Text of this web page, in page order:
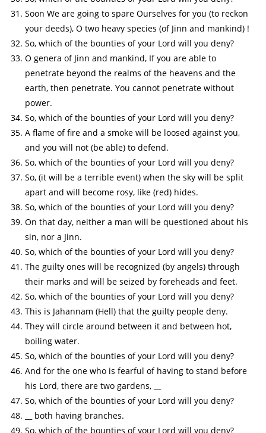
Soon We are going to spare Ourselves for you (to reckon
your deeds), O two heavy species (of Jinn and mankind) !
So, which of the bounties of your Lord will you deny?
O genera of Jinn and mankind, If you are able to
penetrate beyond the realms of the heavens and the
earth, then penetrate. You cannot penetrate without
power.
So, which of the bounties of your Lord will you deny?
A flame of fire and a smoke will be loosed against you,
and you will not (be able) to defend.
So, which of the bounties of your Lord will you deny?
So, (it will be a terrible event) when the sky will be split
apart and will become rosy, like (red) hides.
So, which of the bounties of your Lord will you deny?
On that day, neither a man will be questioned about his
sin, nor a Jinn.
So, which of the bounties of your Lord will you deny?
The guilty ones will be recognized (by angels) through
their marks and will be seized by foreheads and feet.
So, which of the bounties of your Lord will you deny?
This is Jahannam (Hell) that the guilty people deny.
They will circle around between it and between hot,
boiling water.
So, which of the bounties of your Lord will you deny?
And for the one who is fearful of having to stand before
his Lord, there are two gardens, __
So, which of the bounties of your Lord will you deny?
__ both having branches.
So, which of the bounties of your Lord will you deny?